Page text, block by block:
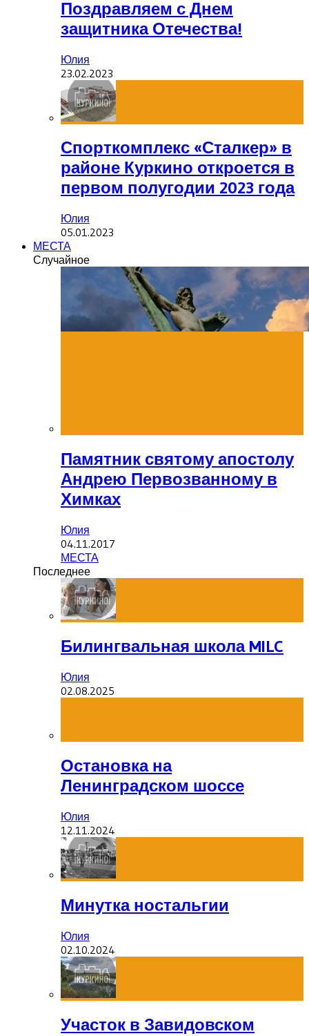
Поздравляем с Днем
защитника Отечества!
Юлия
23.02.2023
Спорткомплекс «Сталкер» в
районе Куркино откроется в
первом полугодии 2023 года
Юлия
05.01.2023
МЕСТА
Случайное
Памятник святому апостолу
Андрею Первозванному в
Химках
Юлия
04.11.2017
МЕСТА
Последнее
Билингвальная школа MILC
Юлия
02.08.2025
Остановка на
Ленинградском шоссе
Юлия
12.11.2024
Минутка ностальгии
Юлия
02.10.2024
Участок в Завидовском